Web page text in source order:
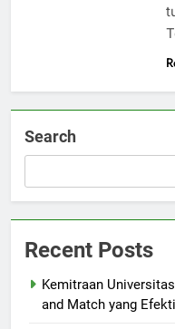
Search
Recent Posts
Kemitraan
and Match yang